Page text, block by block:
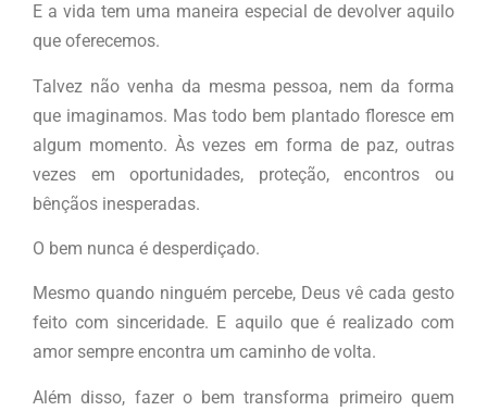
E a vida tem uma maneira especial de devolver aquilo
que oferecemos.
Talvez não venha da mesma pessoa, nem da forma
que imaginamos. Mas todo bem plantado floresce em
algum momento. Às vezes em forma de paz, outras
vezes em oportunidades, proteção, encontros ou
bênçãos inesperadas.
O bem nunca é desperdiçado.
Mesmo quando ninguém percebe, Deus vê cada gesto
feito com sinceridade. E aquilo que é realizado com
amor sempre encontra um caminho de volta.
Além disso, fazer o bem transforma primeiro quem